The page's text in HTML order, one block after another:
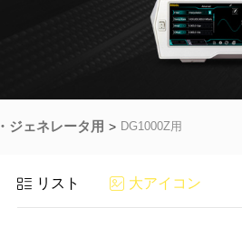
ジェネレータ用 DG1000Z用
リスト 大アイコン